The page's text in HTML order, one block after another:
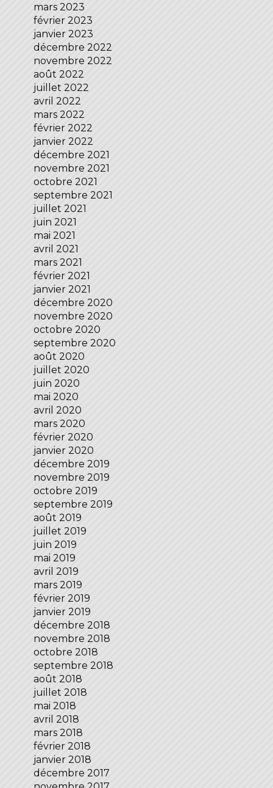
mars 2023
février 2023
janvier 2023
décembre 2022
novembre 2022
août 2022
juillet 2022
avril 2022
mars 2022
février 2022
janvier 2022
décembre 2021
novembre 2021
octobre 2021
septembre 2021
juillet 2021
juin 2021
mai 2021
avril 2021
mars 2021
février 2021
janvier 2021
décembre 2020
novembre 2020
octobre 2020
septembre 2020
août 2020
juillet 2020
juin 2020
mai 2020
avril 2020
mars 2020
février 2020
janvier 2020
décembre 2019
novembre 2019
octobre 2019
septembre 2019
août 2019
juillet 2019
juin 2019
mai 2019
avril 2019
mars 2019
février 2019
janvier 2019
décembre 2018
novembre 2018
octobre 2018
septembre 2018
août 2018
juillet 2018
mai 2018
avril 2018
mars 2018
février 2018
janvier 2018
décembre 2017